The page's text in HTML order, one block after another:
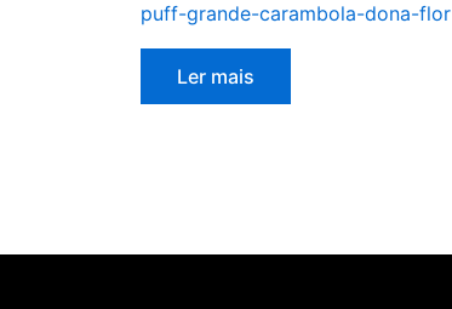
puff-grande-carambola-dona-flor
Ler mais